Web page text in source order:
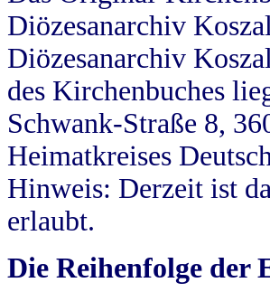
Diözesanarchiv
Diözesanarchiv
des Kirchenbuches
Schwank-Straße 8,
Heimatkreises
Hinweis: Derzeit ist
erlaubt.
Die Reihenfolge der